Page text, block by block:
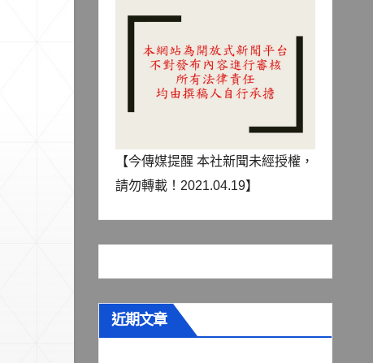
【今傳媒提醒 本社新聞未經授權，
請勿轉載！2021.04.19】
近期文章